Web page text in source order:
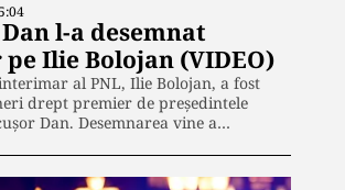
l-a desemnat
Ilie Bolojan (VIDEO)
al PNL, Ilie Bolojan, a fost
drept premier de preşedintele
Dan. Desemnarea vine a…